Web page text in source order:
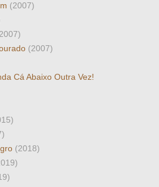
(2007)
(2007)
Cá Abaixo Outra Vez!
(2018)